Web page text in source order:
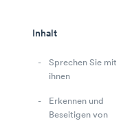
Inhalt
Sprechen Sie mit
ihnen
Erkennen und
Beseitigen von